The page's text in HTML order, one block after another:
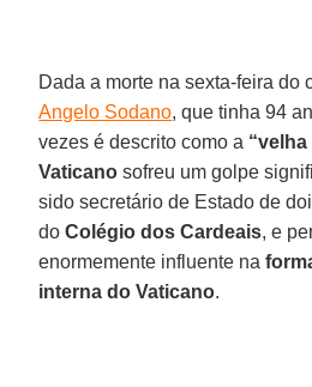
Dada a morte na sexta-feira do
Angelo Sodano, que tinha 94
vezes é descrito como a
Vaticano sofreu um golpe
sido secretário de Estado de
doColégio dos Cardeais, e
enormemente influente na
interna do Vaticano.